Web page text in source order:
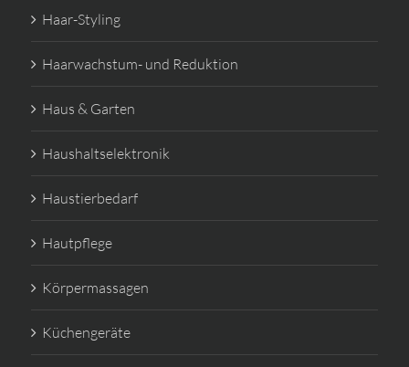
Haar-Styling
Haarwachstum- und Reduktion
Haus & Garten
Haushaltselektronik
Haustierbedarf
Hautpflege
Körpermassagen
Küchengeräte